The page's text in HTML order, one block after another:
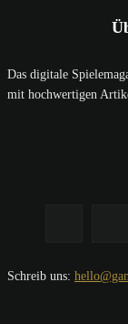
Das digitale
mit hochwertigen
Schreib uns: